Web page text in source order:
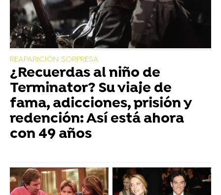
REAPARICIÓN SORPRESA
¿Recuerdas al niño de
Terminator? Su viaje de
fama, adicciones, prisión y
redención: Así está ahora
con 49 años